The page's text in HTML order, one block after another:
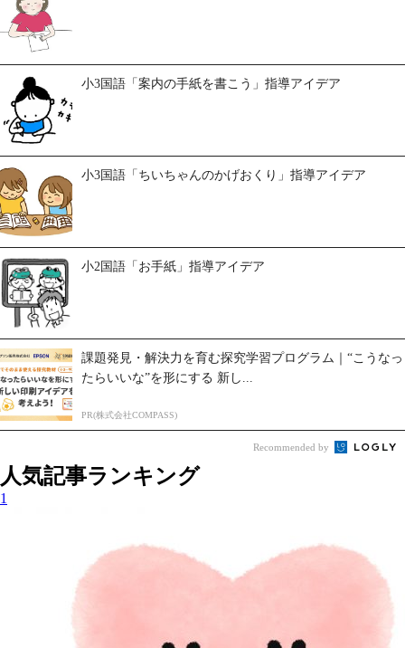
小3国語「案内の手紙を書こう」指導アイデア
小3国語「ちいちゃんのかげおくり」指導アイデア
小2国語「お手紙」指導アイデア
課題発見・解決力を育む探究学習プログラム｜“こうなっ
たらいいな”を形にする 新し...
PR(株式会社COMPASS)
Recommended by
人気記事ランキング
1